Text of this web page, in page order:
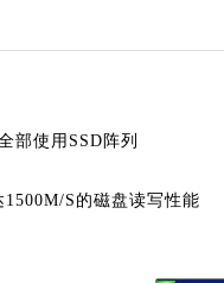
部使用SSD阵列
1500M/S的磁盘读写性能